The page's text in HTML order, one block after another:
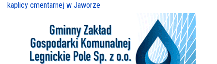
kaplicy cmentarnej w Jaworze